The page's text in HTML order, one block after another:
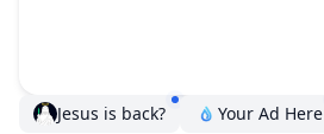
Jesus is back? Your Ad Here